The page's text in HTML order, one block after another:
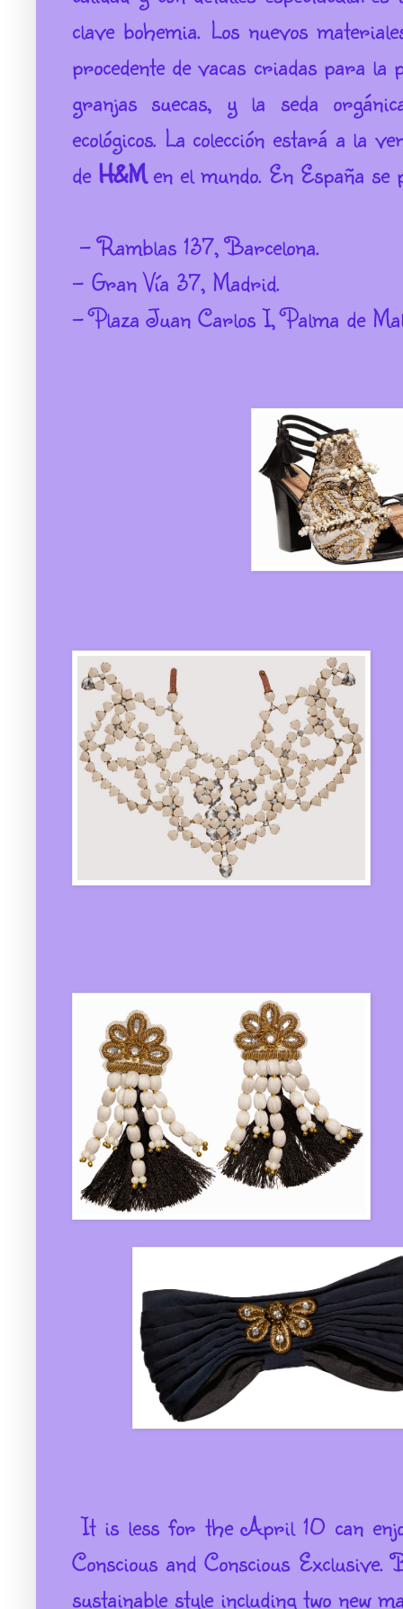
clave bohemia. Los nuevos
procedente de vacas criadas para la
granjas suecas, y la seda
ecológicos. La colección estará a la
de H&Men el mundo. En España se
- Ramblas 137, Barcelona.
- Gran Vía 37, Madrid.
- Plaza Juan Carlos I, Palma de
It is less for the April 10 can
Conscious and Conscious Exclusive.
sustainable style including two new